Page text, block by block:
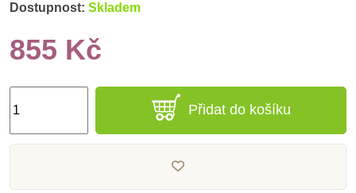
Dostupnost: Skladem
855 Kč
Přidat do košíku